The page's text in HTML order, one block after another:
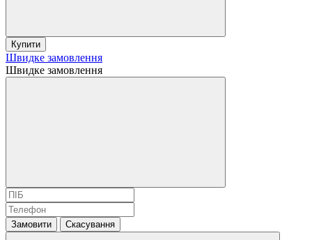
Купити
Швидке замовлення
Швидке замовлення
Замовити Скасування